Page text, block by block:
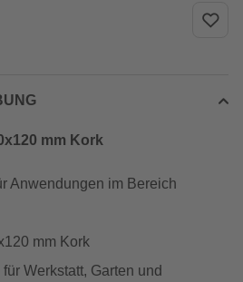
mm Kork
Anwendungen im Bereich
mm Kork
Werkstatt, Garten und